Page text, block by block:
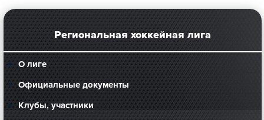
Региональная хоккейная лига
О лиге
Официальные документы
Клубы, участники